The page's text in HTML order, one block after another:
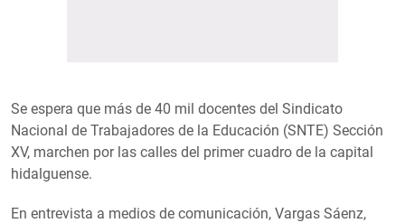
Se espera que más de 40 mil docentes del Sindicato
Nacional de Trabajadores de la Educación (SNTE) Sección
XV, marchen por las calles del primer cuadro de la capital
hidalguense.
En entrevista a medios de comunicación, Vargas Sáenz,